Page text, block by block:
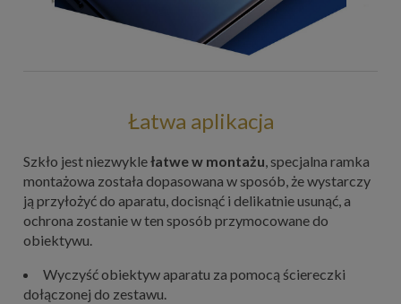
Łatwa aplikacja
Szkło jest niezwyklełatwe w montażu, specjalna ramka
montażowa została dopasowana w sposób, że wystarczy
ją przyłożyć do aparatu, docisnąć i delikatnie usunąć, a
ochrona zostanie w ten sposób przymocowane do
obiektywu.
Wyczyść obiektyw aparatu za pomocą ściereczki
dołączonej do zestawu.